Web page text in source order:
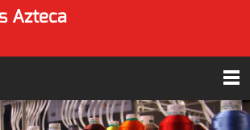
Azteca